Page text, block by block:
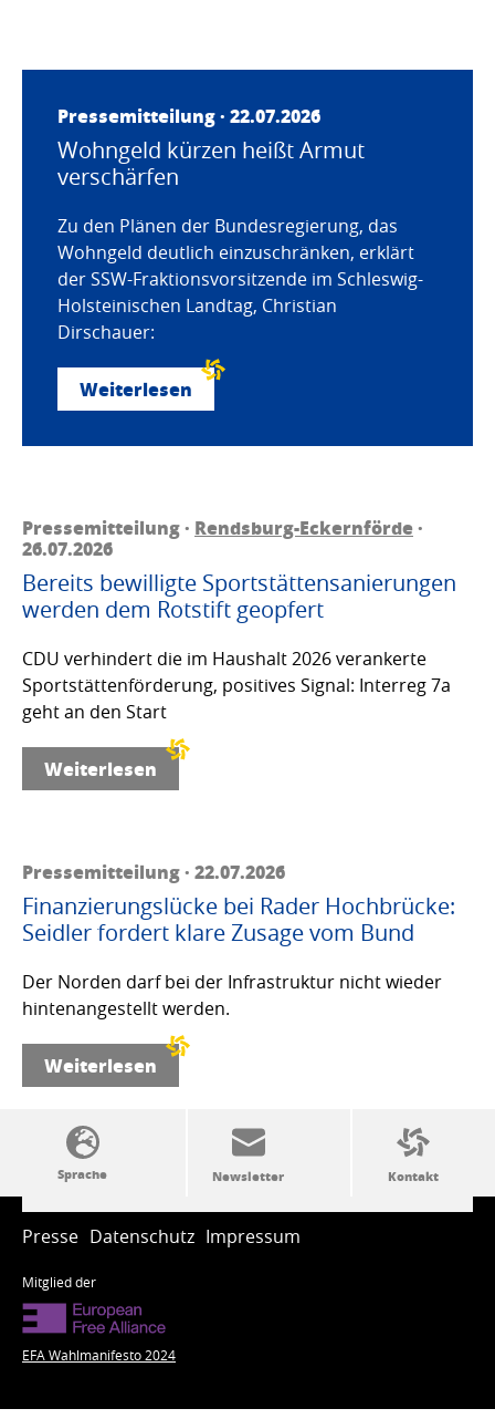
Pressemitteilung · 22.07.2026
Wohngeld kürzen heißt Armut
verschärfen
Zu den Plänen der Bundesregierung, das
Wohngeld deutlich einzuschränken, erklärt
der SSW-Fraktionsvorsitzende im Schleswig-
Holsteinischen Landtag, Christian
Dirschauer:
Weiterlesen
Pressemitteilung · Rendsburg-Eckernförde·
26.07.2026
Bereits bewilligte Sportstättensanierungen
werden dem Rotstift geopfert
CDU verhindert die im Haushalt 2026 verankerte
Sportstättenförderung, positives Signal: Interreg 7a
geht an den Start
Weiterlesen
Pressemitteilung · 22.07.2026
Finanzierungslücke bei Rader Hochbrücke:
Seidler fordert klare Zusage vom Bund
Der Norden darf bei der Infrastruktur nicht wieder
hintenangestellt werden.
Weiterlesen
SSW-Politik von A bis Z
Presse Datenschutz Impressum
Mitglied der
EFA Wahlmanifesto 2024